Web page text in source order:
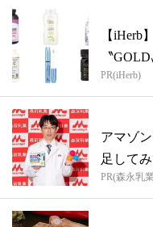
【iHerb
〝
PR(iHerb)
アマゾ
足して
PR(森永乳